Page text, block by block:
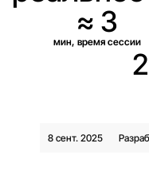
≈ 3
мин, время сессии
8 сент. 2025